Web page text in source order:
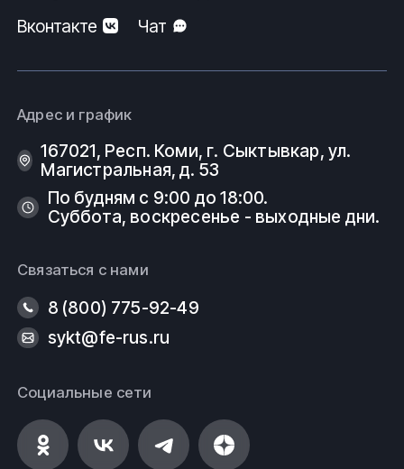
Вконтакте
Чат
Адрес и график
167021, Респ. Коми, г. Сыктывкар, ул.
Магистральная, д. 53
По будням с 9:00 до 18:00.
Суббота, воскресенье - выходные дни.
Связаться с нами
8 (800) 775-92-49
sykt@fe-rus.ru
Социальные сети